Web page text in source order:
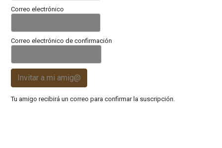
Correo electrónico
Correo electrónico de confirmación
Invitar a mi amig@
Tu amigo recibirá un correo para confirmar la suscripción.